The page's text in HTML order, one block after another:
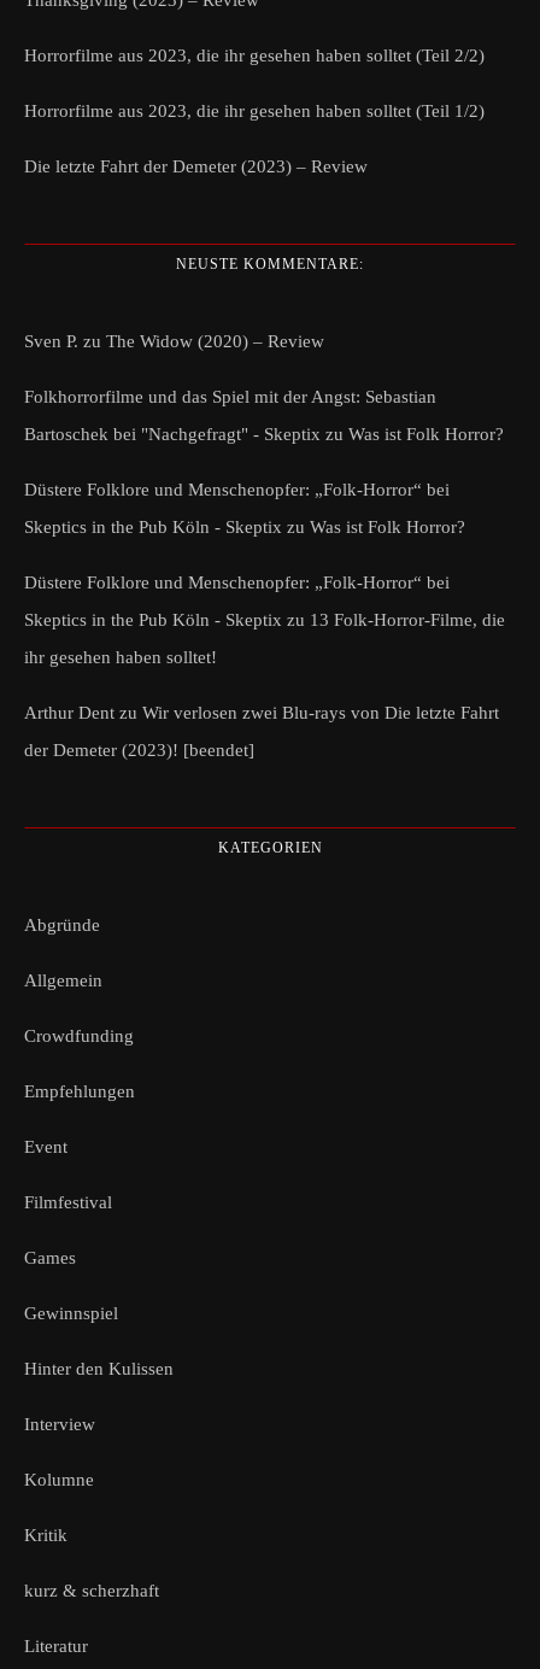
Horrorfilme aus 2023, die ihr gesehen haben solltet (Teil 2/2)
Horrorfilme aus 2023, die ihr gesehen haben solltet (Teil 1/2)
Die letzte Fahrt der Demeter (2023) – Review
NEUSTE KOMMENTARE:
Sven P. zu The Widow (2020) – Review
Folkhorrorfilme und das Spiel mit der Angst: Sebastian
Bartoschek bei "Nachgefragt" - Skeptix zu Was ist Folk Horror?
Düstere Folklore und Menschenopfer: „Folk-Horror“ bei
Skeptics in the Pub Köln - Skeptix zu Was ist Folk Horror?
Düstere Folklore und Menschenopfer: „Folk-Horror“ bei
Skeptics in the Pub Köln - Skeptix zu 13 Folk-Horror-Filme, die
ihr gesehen haben solltet!
Arthur Dent zu Wir verlosen zwei Blu-rays von Die letzte Fahrt
der Demeter (2023)! [beendet]
KATEGORIEN
Abgründe
Allgemein
Crowdfunding
Empfehlungen
Event
Filmfestival
Games
Gewinnspiel
Hinter den Kulissen
Interview
Kolumne
Kritik
kurz & scherzhaft
Literatur